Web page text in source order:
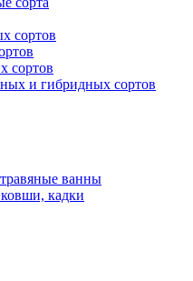
сортов
сортов
и гибридных сортов
ванны
кадки